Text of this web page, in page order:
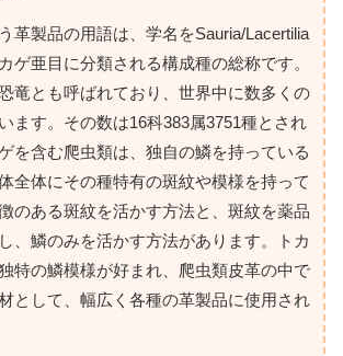
革製品の用語は、学名をSauria/Lacertilia
ゲ亜目に分類される構成種の総称です。
竜とも呼ばれており、世界中に数多くの
ます。その数は16科383属3751種とされ
を含む爬虫類は、独自の鱗を持っている
全体にその種特有の斑紋や模様を持って
のある斑紋を活かす方法と、斑紋を薬品
、鱗のみを活かす方法があります。トカ
特の鱗模様が好まれ、爬虫類皮革の中で
として、幅広く各種の革製品に使用され